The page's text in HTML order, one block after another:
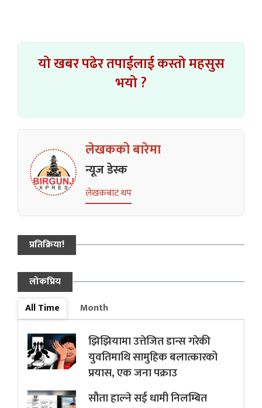
यो खबर पढेर तपाईलाई कस्तो महसुस
भयो ?
लेखकको बारेमा
न्यूज डेस्क
लेखकबाट थप
प्रतिक्रिया!
लोकप्रिय
All Time
Month
झिझियामा उत्तेजित डान्स गरेकी
युवतिमाथि सामुहिक बलात्कारको
प्रयास, एक जना पक्राउ
सौता हाल्ने सई धामी निलम्बित